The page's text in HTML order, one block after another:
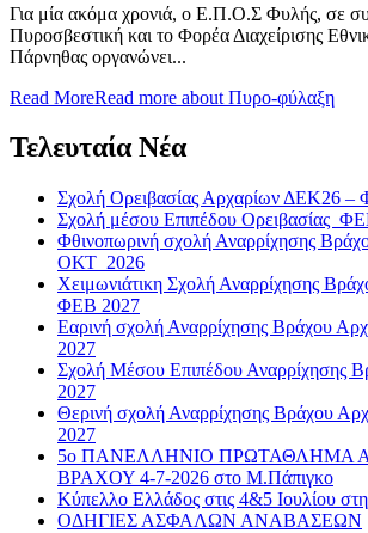
Για μία ακόμα χρονιά, ο Ε.Π.Ο.Σ Φυλής, σε
Πυροσβεστική και το Φορέα Διαχείρισης
Πάρνηθας οργανώνει...
Read MoreRead more about Πυρο-φύλαξη
Τελευταία Νέα
Σχολή Ορειβασίας Αρχαρίων ΔΕΚ26
Σχολή μέσου Επιπέδου Ορειβασίας
Φθινοπωρινή σχολή Αναρρίχησης
ΟΚΤ 2026
Χειμωνιάτικη Σχολή Αναρρίχησης
ΦΕΒ 2027
Εαρινή σχολή Αναρρίχησης Βράχου
2027
Σχολή Μέσου Επιπέδου Αναρρίχησης
2027
Θερινή σχολή Αναρρίχησης Βράχου
2027
5ο ΠΑΝΕΛΛΗΝΙΟ ΠΡΩΤΑΘΛΗΜΑ
ΒΡΑΧΟΥ 4-7-2026 στο Μ.Πάπιγκο
Κύπελλο Ελλάδος στις 4&5 Ιουλίου
ΟΔΗΓΙΕΣ ΑΣΦΑΛΩΝ ΑΝΑΒΑΣΕΩΝ